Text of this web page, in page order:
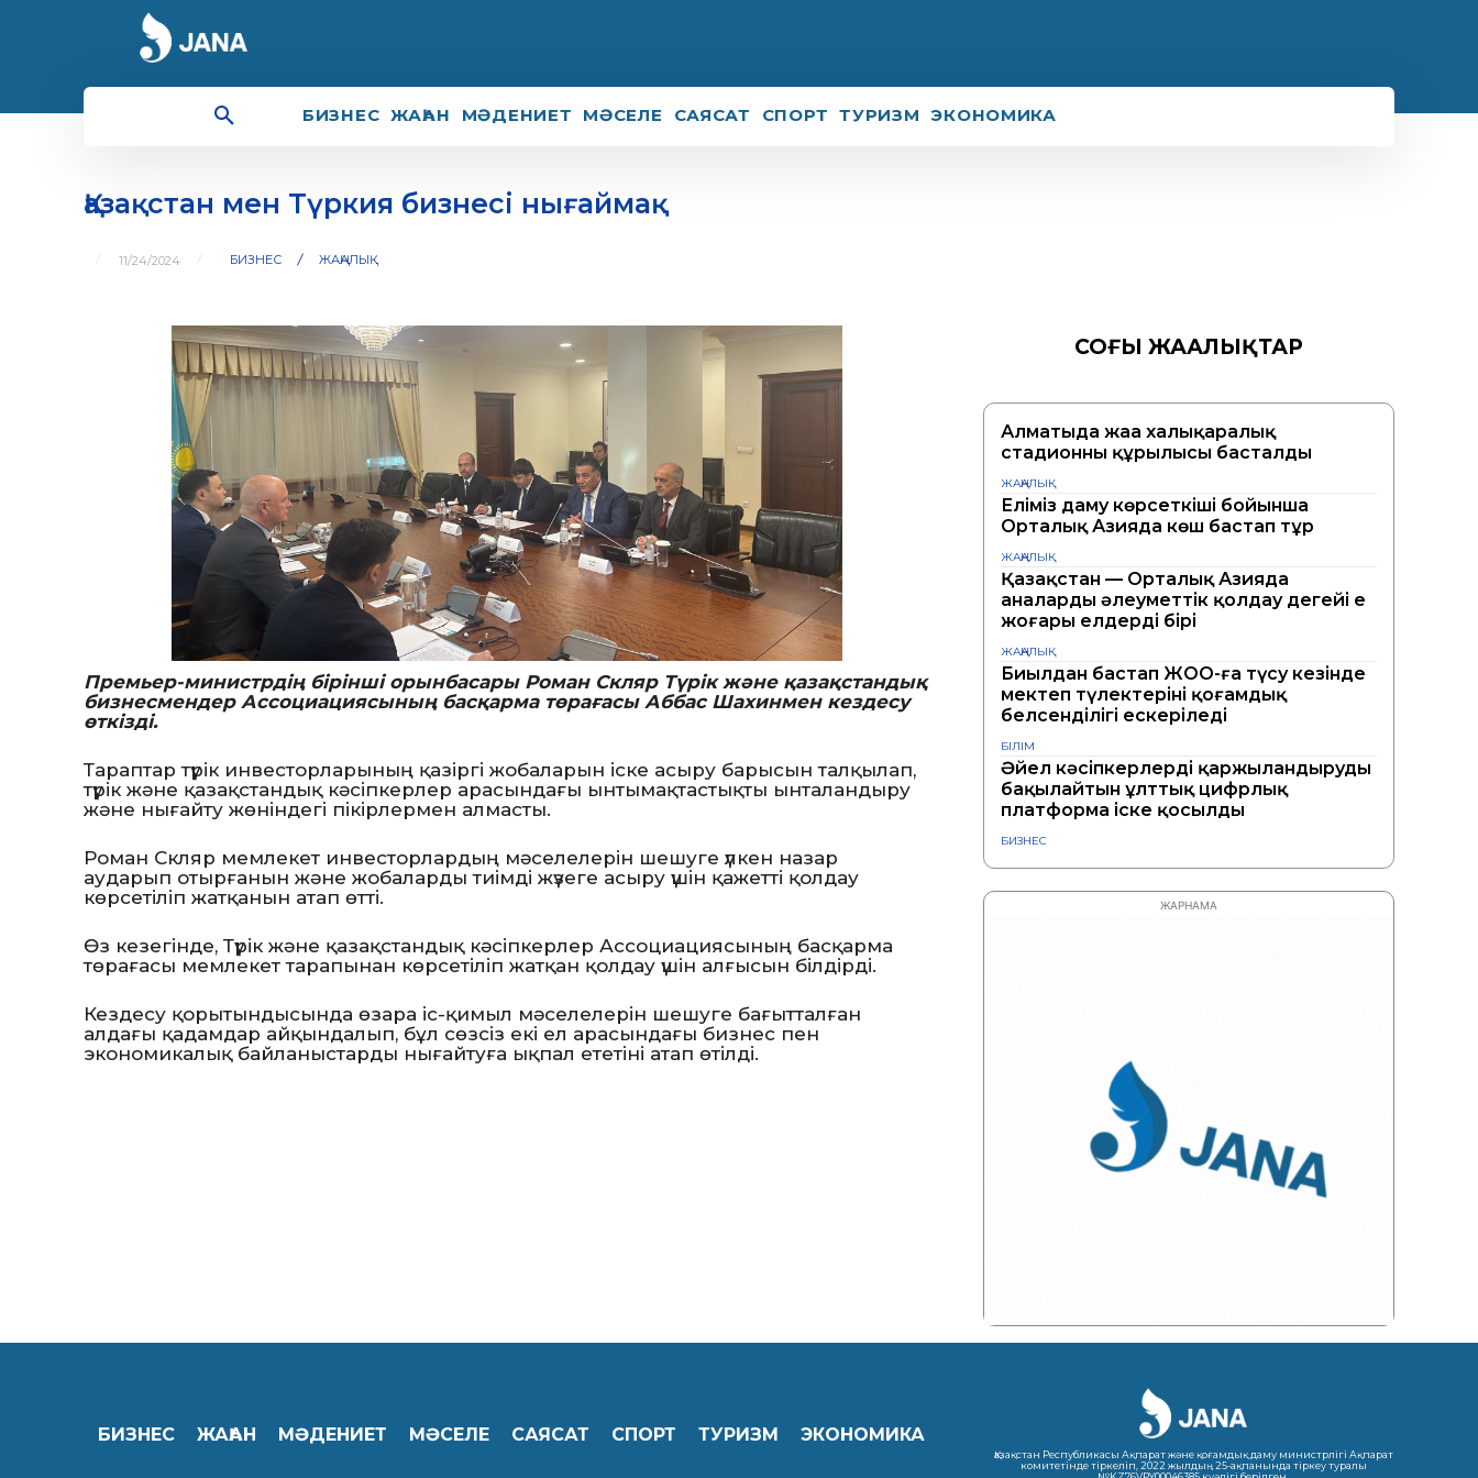
БИЗНЕС ЖАҺАН МӘДЕНИЕТ МӘСЕЛЕ САЯСАТ СПОРТ ТУРИЗМ ЭКОНОМИКА
Қазақстан мен Түркия бизнесі нығаймақ
11/24/2024 БИЗНЕС ЖАҢАЛЫҚ
Премьер-министрдің бірінші орынбасары Роман Скляр Түрік және қазақстандық
бизнесмендер Ассоциациясының басқарма төрағасы Аббас Шахинмен кездесу
өткізді.
Тараптар түрік инвесторларының қазіргі жобаларын іске асыру барысын талқылап,
түрік және қазақстандық кәсіпкерлер арасындағы ынтымақтастықты ынталандыру
және нығайту жөніндегі пікірлермен алмасты.
Роман Скляр мемлекет инвесторлардың мәселелерін шешуге үлкен назар
аударып отырғанын және жобаларды тиімді жүзеге асыру үшін қажетті қолдау
көрсетіліп жатқанын атап өтті.
Өз кезегінде, Түрік және қазақстандық кәсіпкерлер Ассоциациясының басқарма
төрағасы мемлекет тарапынан көрсетіліп жатқан қолдау үшін алғысын білдірді.
Кездесу қорытындысында өзара іс-қимыл мәселелерін шешуге бағытталған
алдағы қадамдар айқындалып, бұл сөзсіз екі ел арасындағы бизнес пен
экономикалық байланыстарды нығайтуға ықпал ететіні атап өтілді.
СОҢҒЫ ЖАҢАЛЫҚТАР
Алматыда жаңа халықаралық
стадионның құрылысы басталды
ЖАҢАЛЫҚ
Еліміз даму көрсеткіші бойынша
Орталық Азияда көш бастап тұр
ЖАҢАЛЫҚ
Қазақстан — Орталық Азияда
аналарды әлеуметтік қолдау деңгейі ең
жоғары елдердің бірі
ЖАҢАЛЫҚ
Биылдан бастап ЖОО-ға түсу кезінде
мектеп түлектерінің қоғамдық
белсенділігі ескеріледі
БІЛІМ
Әйел кәсіпкерлерді қаржыландыруды
бақылайтын ұлттық цифрлық
платформа іске қосылды
БИЗНЕС
ЖАРНАМА
БИЗНЕС ЖАҺАН МӘДЕНИЕТ МӘСЕЛЕ САЯСАТ СПОРТ ТУРИЗМ ЭКОНОМИКА
Қазақстан Республикасы Ақпарат және қоғамдық даму министрлігі Ақпарат
комитетінде тіркеліп, 2022 жылдың 25-ақпанында тіркеу туралы